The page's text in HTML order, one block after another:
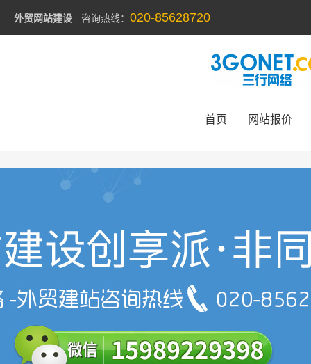
外贸网站建设 - 咨询热线： 020-85628720
首页 网站报价